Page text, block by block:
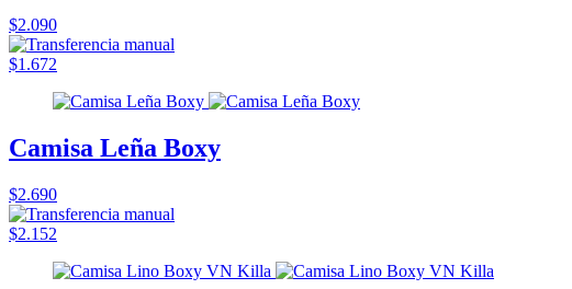
$2.090
$1.672
Camisa Leña Boxy
$2.690
$2.152